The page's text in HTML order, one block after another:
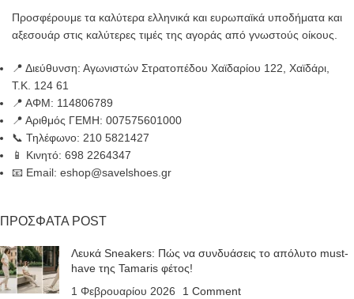
Προσφέρουμε τα καλύτερα ελληνικά και ευρωπαϊκά υποδήματα και
αξεσουάρ στις καλύτερες τιμές της αγοράς από γνωστούς οίκους.
📍 Διεύθυνση: Αγωνιστών Στρατοπέδου Χαϊδαρίου 122, Χαϊδάρι,
Τ.Κ. 124 61
📍 ΑΦΜ: 114806789
📍 Αριθμός ΓΕΜΗ: 007575601000
📞 Τηλέφωνο: 210 5821427
📱 Κινητό: 698 2264347
📧 Email: eshop@savelshoes.gr
ΠΡΟΣΦΑΤΑ POST
Λευκά Sneakers: Πώς να συνδυάσεις το απόλυτο must-
have της Tamaris φέτος!
1 Φεβρουαρίου 2026
1 Comment